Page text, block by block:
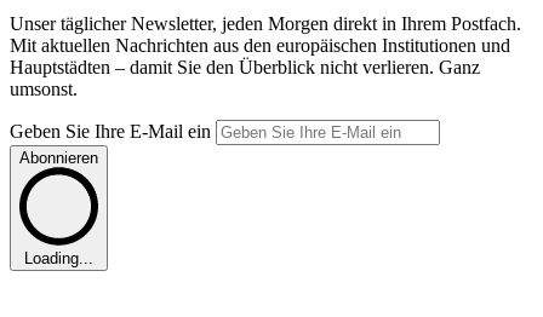
Unser täglicher Newsletter, jeden Morgen direkt in Ihrem Postfach.
Mit aktuellen Nachrichten aus den europäischen Institutionen und
Hauptstädten – damit Sie den Überblick nicht verlieren. Ganz
umsonst.
Geben Sie Ihre E-Mail ein
Abonnieren
Loading...